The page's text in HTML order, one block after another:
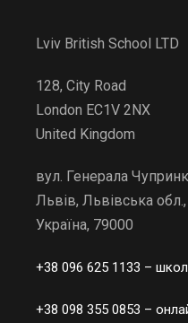
Lviv British School LTD
128, City Road
London EC1V 2NX
United Kingdom
вул. Генерала
Львів, Львівська обл.,
Україна, 79000
+38 096 625 1133 –
+38 098 355 0853 –